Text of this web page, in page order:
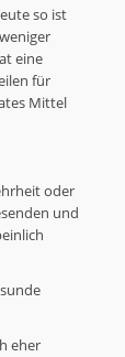
so ist
eine
für
Mittel
oder
und
eher